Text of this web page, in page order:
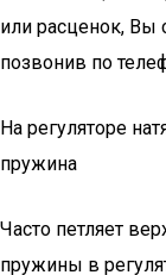
или расценок, Вы
позвонив по
На регуляторе
пружина
Часто петляет
пружины в